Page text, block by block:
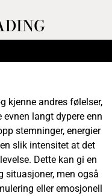
kjenne andres følelser,
evnen langt dypere enn
stemninger, energier
slik intensitet at det
Dette kan gi en
situasjoner, men også
eller emosjonell